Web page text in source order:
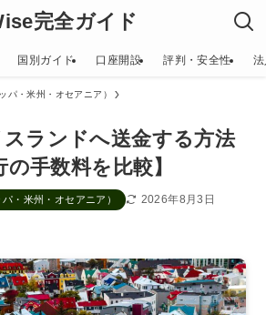
完全ガイド
国別ガイド 口座開設 評判・安全性
パ・米州・オセアニア）
スランドへ送金する方法
の手数料を比較】
・米州・オセアニア）
2026年8月3日